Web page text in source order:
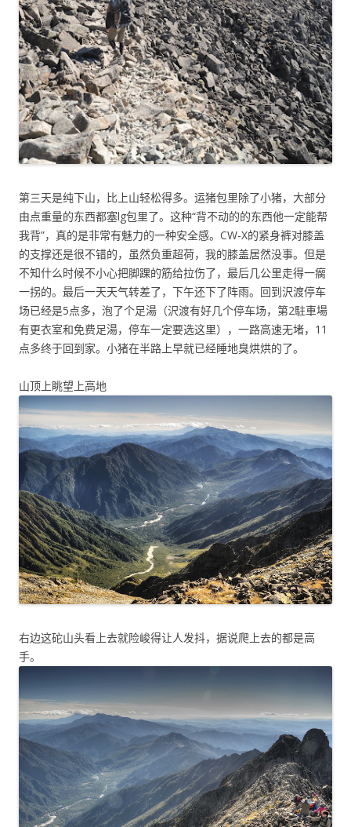
第三天是纯下山，比上山轻松得多。运猪包里除了小猪，大部分
由点重量的东西都塞lg包里了。这种“背不动的的东西他一定能帮
我背”，真的是非常有魅力的一种安全感。CW-X的紧身裤对膝盖
的支撑还是很不错的，虽然负重超荷，我的膝盖居然没事。但是
不知什么时候不小心把脚踝的筋给拉伤了，最后几公里走得一瘸
一拐的。最后一天天气转差了，下午还下了阵雨。回到沢渡停车
场已经是5点多，泡了个足湯（沢渡有好几个停车场，第2駐車場
有更衣室和免费足湯，停车一定要选这里），一路高速无堵，11
点多终于回到家。小猪在半路上早就已经睡地臭烘烘的了。
山顶上眺望上高地
右边这砣山头看上去就险峻得让人发抖，据说爬上去的都是高
手。